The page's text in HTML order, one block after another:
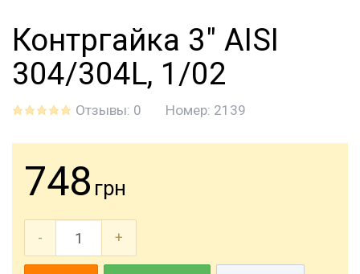
Контргайка 3" AISI
304/304L, 1/02
Отзывы: 0 Номер: 2139
748 грн
- +